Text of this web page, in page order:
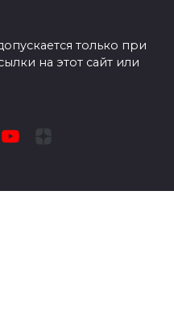
только при
на этот сайт или